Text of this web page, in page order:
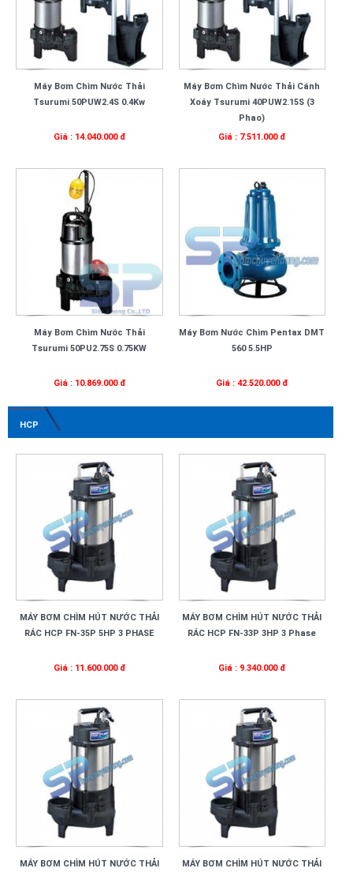
Máy Bơm Chìm Nước Thải
Tsurumi 50PUW2.4S 0.4Kw
Giá : 14.040.000 đ
Máy Bơm Chìm Nước Thải Cánh
Xoáy Tsurumi 40PUW2.15S (3
Phao)
Giá : 7.511.000 đ
Máy Bơm Chìm Nước Thải
Tsurumi 50PU2.75S 0.75KW
Giá : 10.869.000 đ
Máy Bơm Nước Chìm Pentax DMT
560 5.5HP
Giá : 42.520.000 đ
HCP
MÁY BƠM CHÌM HÚT NƯỚC THẢI
RÁC HCP FN-35P 5HP 3 PHASE
Giá : 11.600.000 đ
MÁY BƠM CHÌM HÚT NƯỚC THẢI
RÁC HCP FN-33P 3HP 3 Phase
Giá : 9.340.000 đ
MÁY BƠM CHÌM HÚT NƯỚC THẢI
MÁY BƠM CHÌM HÚT NƯỚC THẢI